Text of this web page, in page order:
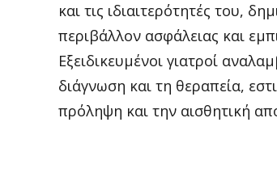
και τις ιδιαιτερότητές του,
περιβάλλον ασφάλειας και
Εξειδικευμένοι γιατροί
διάγνωση και τη θεραπεία,
πρόληψη και την αισθητική